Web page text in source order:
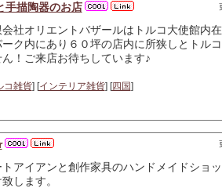
手描陶器のお店
会社オリエントバザールはトルコ大使館内
ーク内にあり６０坪の店内に所狭しとトル
ん！ご来店お待ちしています♪
コ雑貨] [インテリア雑貨] [四国]
トアイアンと創作家具のハンドメイドショ
します。